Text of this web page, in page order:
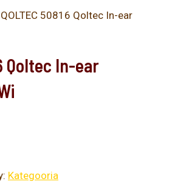
50816 Qoltec In-ear
Qoltec In-ear
Kategooria